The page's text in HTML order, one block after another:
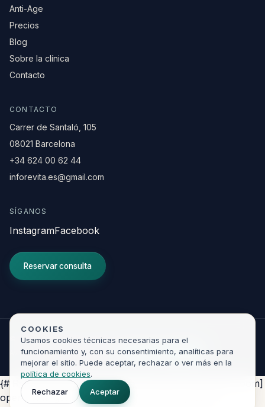
Anti-Age
Precios
Blog
Sobre la clínica
Contacto
CONTACTO
Carrer de Santaló, 105
08021 Barcelona
+34 624 00 62 44
inforevita.es@gmail.com
SÍGANOS
InstagramFacebook
Reservar consulta
© 2026 Clínica Revita. Todos los derechos reservados.
Aviso legalPrivacidadCookies Developed byKIR
COOKIES
Usamos cookies técnicas necesarias para el
funcionamiento y, con su consentimiento, analíticas para
mejorar el sitio. Puede aceptar, rechazar o ver más en la
política de cookies.
Rechazar
Aceptar
{# Reusable image lightbox. Any element with [data-zoom]
opens enlarged; uses [data-zoom-src] if present,